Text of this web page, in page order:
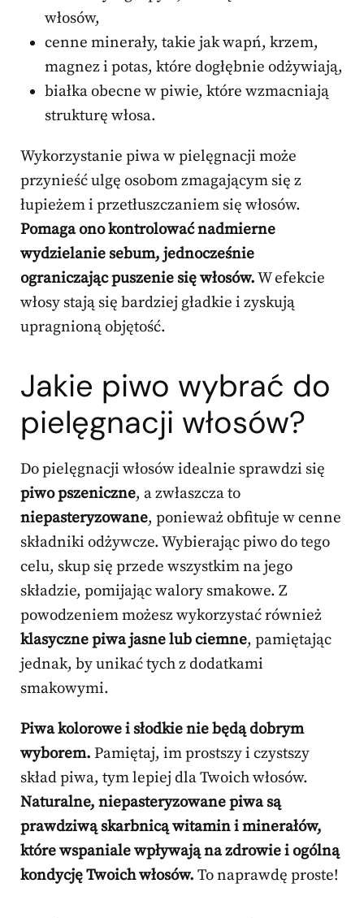
włosów,
cenne minerały, takie jak wapń, krzem,
magnez i potas, które dogłębnie odżywiają,
białka obecne w piwie, które wzmacniają
strukturę włosa.
Wykorzystanie piwa w pielęgnacji może
przynieść ulgę osobom zmagającym się z
łupieżem i przetłuszczaniem się włosów.
Pomaga ono kontrolować nadmierne
wydzielanie sebum, jednocześnie
ograniczając puszenie się włosów.W efekcie
włosy stają się bardziej gładkie i zyskują
upragnioną objętość.
Jakie piwo wybrać do
pielęgnacji włosów?
Do pielęgnacji włosów idealnie sprawdzi się
piwo pszeniczne, a zwłaszcza to
niepasteryzowane, ponieważ obfituje w cenne
składniki odżywcze. Wybierając piwo do tego
celu, skup się przede wszystkim na jego
składzie, pomijając walory smakowe. Z
powodzeniem możesz wykorzystać również
klasyczne piwa jasne lub ciemne, pamiętając
jednak, by unikać tych z dodatkami
smakowymi.
Piwa kolorowe i słodkie nie będą dobrym
wyborem. Pamiętaj, im prostszy i czystszy
skład piwa, tym lepiej dla Twoich włosów.
Naturalne, niepasteryzowane piwa są
prawdziwą skarbnicą witamin i minerałów,
które wspaniale wpływają na zdrowie i ogólną
kondycję Twoich włosów. To naprawdę proste!